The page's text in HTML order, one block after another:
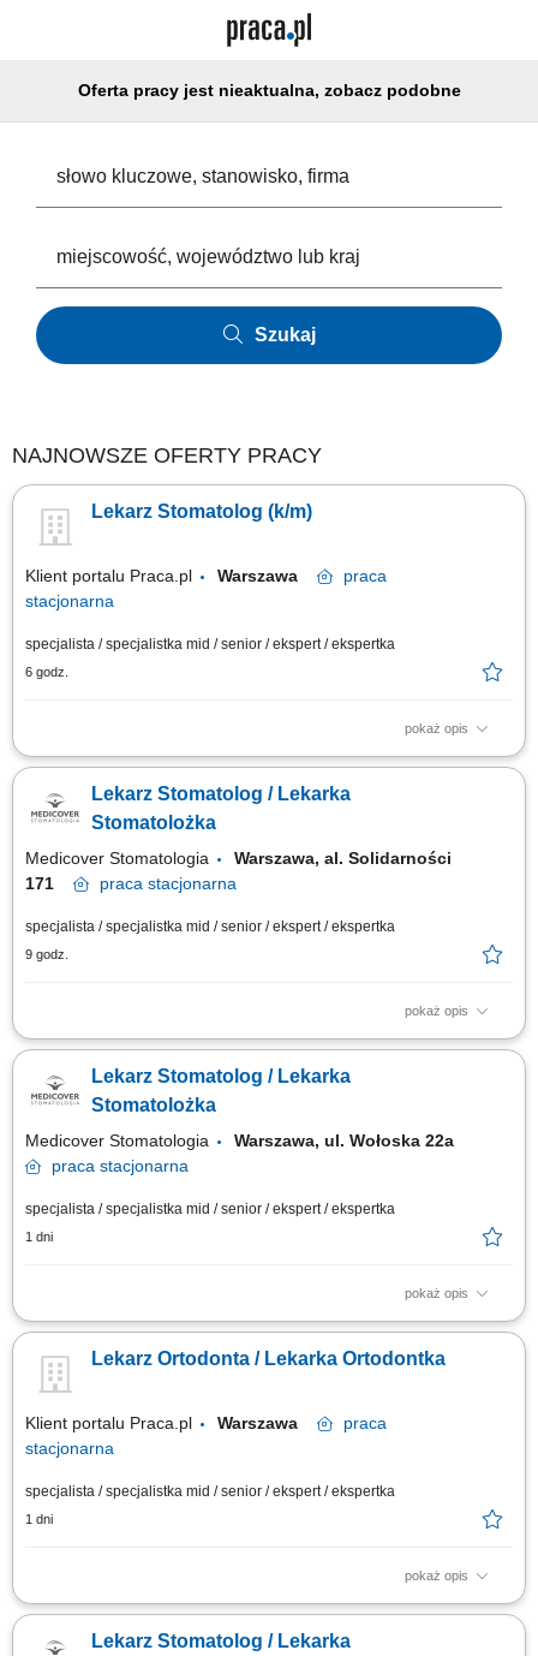
Oferta pracy jest nieaktualna, zobacz podobne
Szukaj
NAJNOWSZE OFERTY PRACY
Lekarz Stomatolog (k/m)
Klient portalu Praca.pl Warszawa
praca
stacjonarna
specjalista / specjalistka mid / senior / ekspert / ekspertka
6 godz.
pokaż opis
wykonywanie zabiegów z zakresu stomatologii zachowawczej z
terapeutycznych, tworzenie oraz realizacja planów leczenia
odpowiadających potrzebom pacjentów, monitorowanie przebiegu terapii
Lekarz Stomatolog / Lekarka
Stomatolożka
Medicover Stomatologia
Warszawa, al. Solidarności
171
praca stacjonarna
specjalista / specjalistka mid / senior / ekspert / ekspertka
9 godz.
pokaż opis
Opis stanowiska Prowadzenie kompleksowego leczenia
zabiegowego nowej generacji. Ścisła współpraca z interdyscyplinarnym
zespołem specjalistów w celu zapewnienia ciągłości oraz najwyższego
Lekarz Stomatolog / Lekarka
Stomatolożka
Medicover Stomatologia
Warszawa, ul. Wołoska 22a
praca stacjonarna
specjalista / specjalistka mid / senior / ekspert / ekspertka
1 dni
pokaż opis
Zapraszamy do współpracy lekarzy dentystów/ lekarki dentystki z
obejmować: kompleksowe leczenie pacjentów w zakresie stomatologii
zachowawczej, z wykorzystaniem nowoczesnych metod i materiałów,
Lekarz Ortodonta / Lekarka Ortodontka
Klient portalu Praca.pl Warszawa
praca
stacjonarna
specjalista / specjalistka mid / senior / ekspert / ekspertka
1 dni
pokaż opis
Samodzielne prowadzenie konsultacji i leczenia ortodontycznego.
nowoczesnymi rozwiązaniami stosowanymi w ortodoncji. Współpraca z
Lekarz Stomatolog / Lekarka